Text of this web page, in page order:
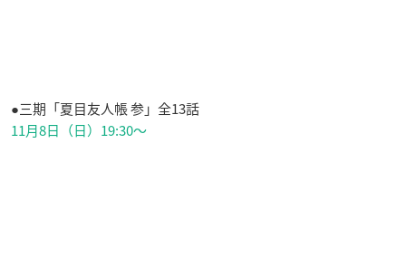
●三期「夏目友人帳 参」全13話
11月8日（日）19:30～